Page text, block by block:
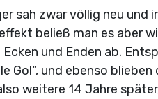
sah zwar völlig neu und
beließ man es aber
und Enden ab.
Gol“, und ebenso
weitere 14 Jahre